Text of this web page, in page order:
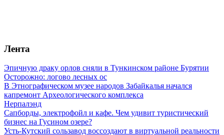
Лента
Эпичную драку орлов сняли в Тункинском районе Бурятии
Осторожно: логово лесных ос
В Этнографическом музее народов Забайкалья начался
капремонт Археологического комплекса
Нерпалэнд
Сапборды, электрофойл и кафе. Чем удивит туристический
бизнес на Гусином озере?
Усть-Кутский сользавод воссоздают в виртуальной реальности